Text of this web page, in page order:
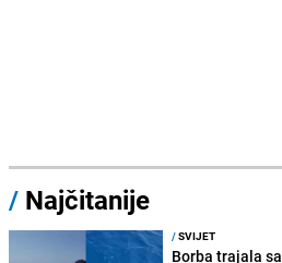
/ Najčitanije
/SVIJET
Borba trajala